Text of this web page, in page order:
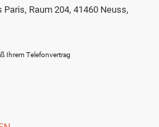
Paris, Raum 204, 41460 Neuss,
Ihrem Telefonvertrag